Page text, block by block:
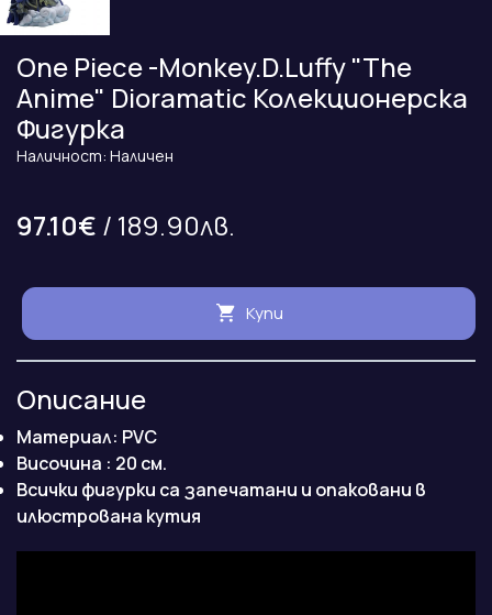
One Piece -Monkey.D.Luffy "The
Anime" Dioramatic Колекционерска
Фигурка
Наличност: Наличен
97.10€ / 189.90лв.
Купи
Описание
Материал: PVC
Височина : 20 см.
Всички фигурки са запечатани и опаковани в
илюстрована кутия